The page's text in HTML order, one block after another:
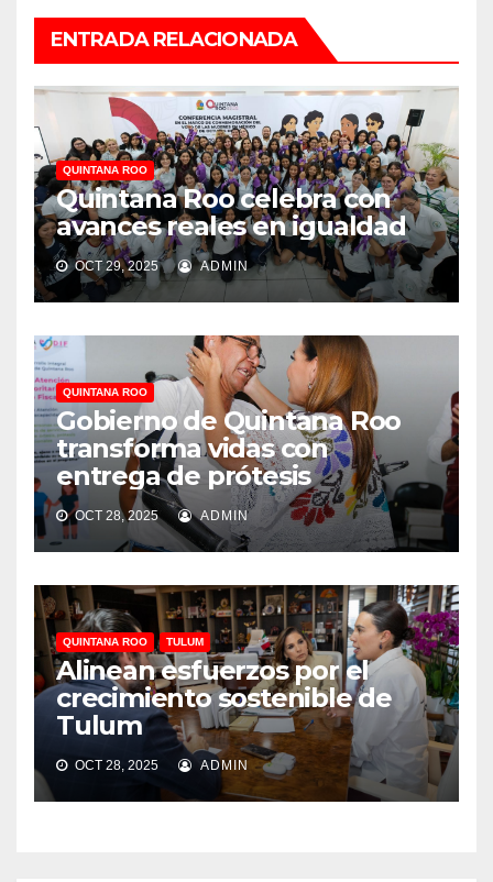
ENTRADA RELACIONADA
QUINTANA ROO
Quintana Roo celebra con
avances reales en igualdad
OCT 29, 2025 ADMIN
QUINTANA ROO
Gobierno de Quintana Roo
transforma vidas con
entrega de prótesis
OCT 28, 2025 ADMIN
QUINTANA ROO TULUM
Alinean esfuerzos por el
crecimiento sostenible de
Tulum
OCT 28, 2025 ADMIN